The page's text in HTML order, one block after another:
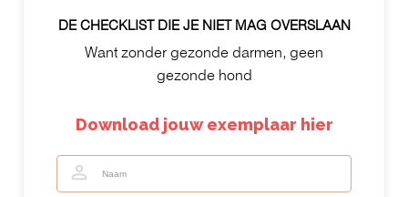
DE CHECKLIST DIE JE NIET MAG OVERSLAAN
Want zonder gezonde darmen, geen
gezonde hond
Download jouw exemplaar hier